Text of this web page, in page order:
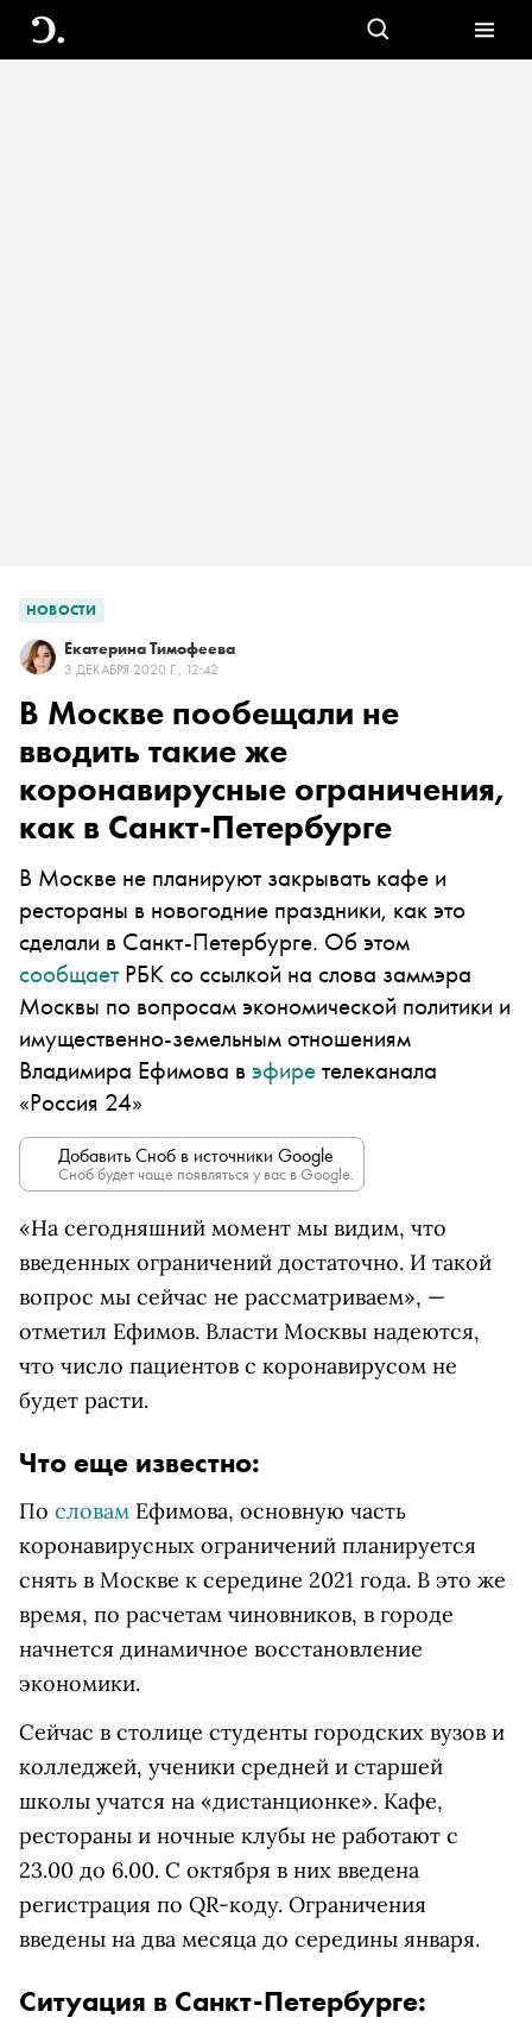
НОВОСТИ
Екатерина Тимофеева
3 ДЕКАБРЯ 2020 Г., 12:42
В Москве пообещали не
вводить такие же
коронавирусные ограничения,
как в Санкт-Петербурге
В Москве не планируют закрывать кафе и
рестораны в новогодние праздники, как это
сделали в Санкт-Петербурге. Об этом
сообщаетРБК со ссылкой на слова заммэра
Москвы по вопросам экономической политики и
имущественно-земельным отношениям
Владимира Ефимова вэфиретелеканала
«Россия 24»
Добавить Сноб в источники Google
Сноб будет чаще появляться у вас в Google.
«На сегодняшний момент мы видим, что
введенных ограничений достаточно. И такой
вопрос мы сейчас не рассматриваем», —
отметил Ефимов. Власти Москвы надеются,
что число пациентов с коронавирусом не
будет расти.
Что еще известно:
По словам Ефимова, основную часть
коронавирусных ограничений планируется
снять в Москве к середине 2021 года. В это же
время, по расчетам чиновников, в городе
начнется динамичное восстановление
экономики.
Сейчас в столице студенты городских вузов и
колледжей, ученики средней и старшей
школы учатся на «дистанционке». Кафе,
рестораны и ночные клубы не работают с
23.00 до 6.00. С октября в них введена
регистрация по QR-коду. Ограничения
введены на два месяца до середины января.
Ситуация в Санкт-Петербурге: